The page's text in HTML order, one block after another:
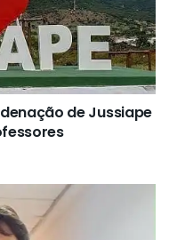
de Jussiape